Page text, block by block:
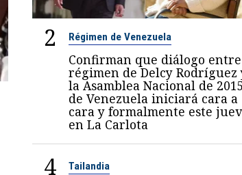
2 Régimen de Venezuela
Confirman que diálogo
régimen de Delcy Rodríguez
la Asamblea Nacional de
de Venezuela iniciará cara a
cara y formalmente este
en La Carlota
4 Tailandia